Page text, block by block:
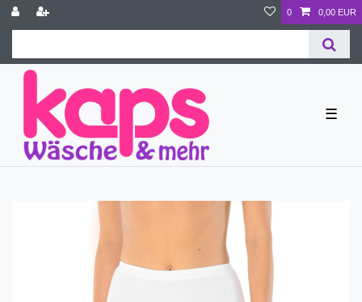
0 0,00 EUR
☰